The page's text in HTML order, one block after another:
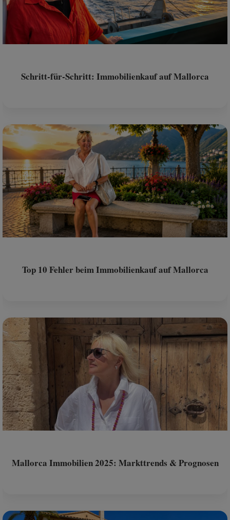
Schritt-für-Schritt: Immobilienkauf auf Mallorca
Top 10 Fehler beim Immobilienkauf auf Mallorca
Mallorca Immobilien 2025: Markttrends & Prognosen